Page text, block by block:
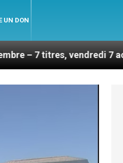
UN DON
7 août 2026